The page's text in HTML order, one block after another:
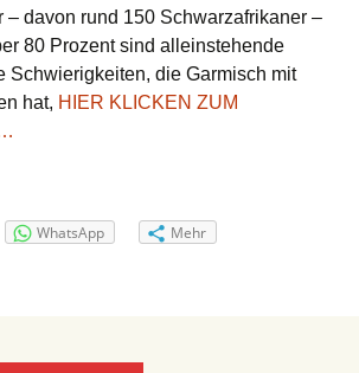
– davon rund 150 Schwarzafrikaner –
80 Prozent sind alleinstehende
Schwierigkeiten, die Garmisch mit
hat, HIER KLICKEN ZUM
WhatsApp
Mehr